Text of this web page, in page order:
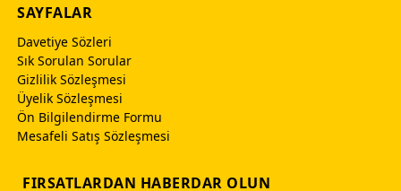
SAYFALAR
Davetiye Sözleri
Sık Sorulan Sorular
Gizlilik Sözleşmesi
Üyelik Sözleşmesi
Ön Bilgilendirme Formu
Mesafeli Satış Sözleşmesi
FIRSATLARDAN HABERDAR OLUN